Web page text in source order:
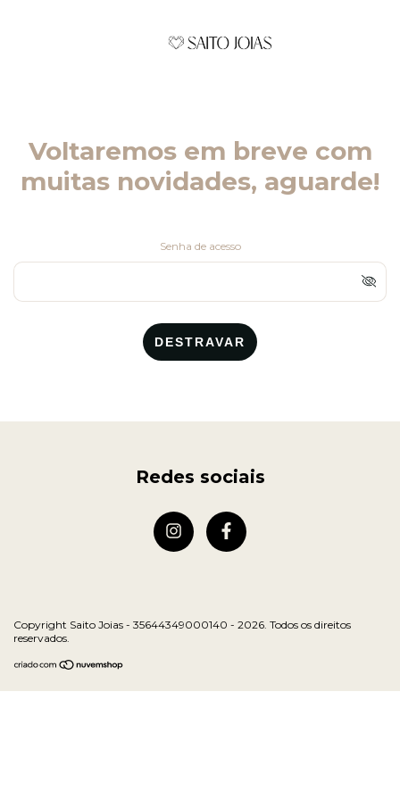
Voltaremos em breve com
muitas novidades, aguarde!
Senha de acesso
DESTRAVAR
Redes sociais
Copyright Saito Joias - 35644349000140 - 2026. Todos os direitos
reservados.